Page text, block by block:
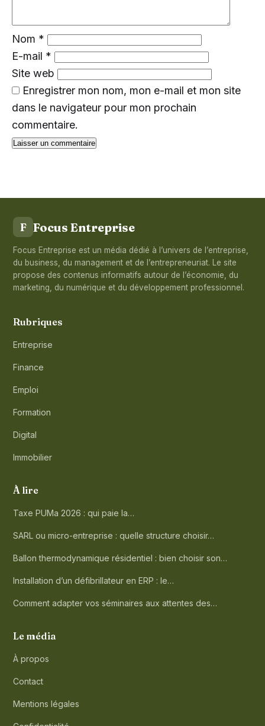
Nom *
E-mail *
Site web
Enregistrer mon nom, mon e-mail et mon site
dans le navigateur pour mon prochain
commentaire.
F Focus Entreprise
Focus Entreprise est un média dédié à l’univers de l’entreprise,
du business, du management et de l’entrepreneuriat. Le site
propose des contenus informatifs autour de l’économie, du
marketing, du numérique et du développement professionnel.
Rubriques
Entreprise
Finance
Emploi
Formation
Digital
Immobilier
À lire
Taxe PUMa 2026 : qui paie la…
SARL ou micro-entreprise : quelle structure choisir…
Ballon thermodynamique résidentiel : bien choisir son…
Installation d’un défibrillateur en ERP : le…
Comment adapter vos séminaires aux attentes des…
Le média
À propos
Contact
Mentions légales